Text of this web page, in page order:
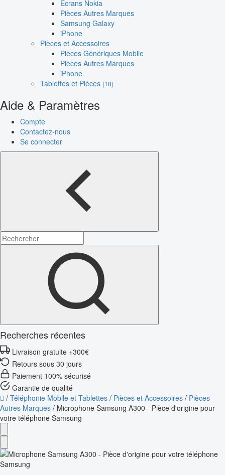
Écrans Nokia
Pièces Autres Marques
Samsung Galaxy
iPhone
Pièces et Accessoires
Pièces Génériques Mobile
Pièces Autres Marques
iPhone
Tablettes et Pièces (18)
Aide & Paramètres
Compte
Contactez-nous
Se connecter
Recherches récentes
Livraison gratuite +300€
Retours sous 30 jours
Paiement 100% sécurisé
Garantie de qualité
/ Téléphonie Mobile et Tablettes / Pièces et Accessoires / Pièces
Autres Marques / Microphone Samsung A300 - Pièce d'origine pour
votre téléphone Samsung